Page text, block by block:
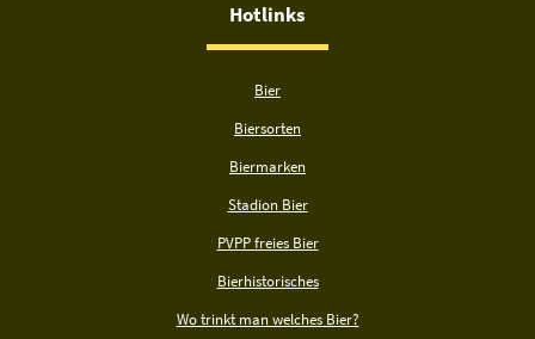
Hotlinks
Bier
Biersorten
Biermarken
Stadion Bier
PVPP freies Bier
Bierhistorisches
Wo trinkt man welches Bier?